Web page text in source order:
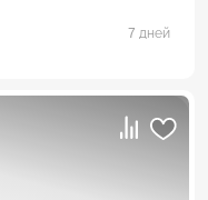
7 дней